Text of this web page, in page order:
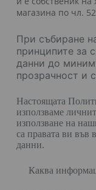
магазина по чл.
При събиране
принципите за
данни до
прозрачност и
Настоящата
използваме
използване на
са правата ви във
данни.
Каква